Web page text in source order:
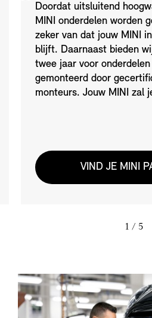
Doordat uitsluitend
MINI onderdelen worden
zeker van dat jouw MINI
blijft. Daarnaast bieden
twee jaar voor
gemonteerd door
monteurs. Jouw MINI zal
VIND JE MINI
1 / 5